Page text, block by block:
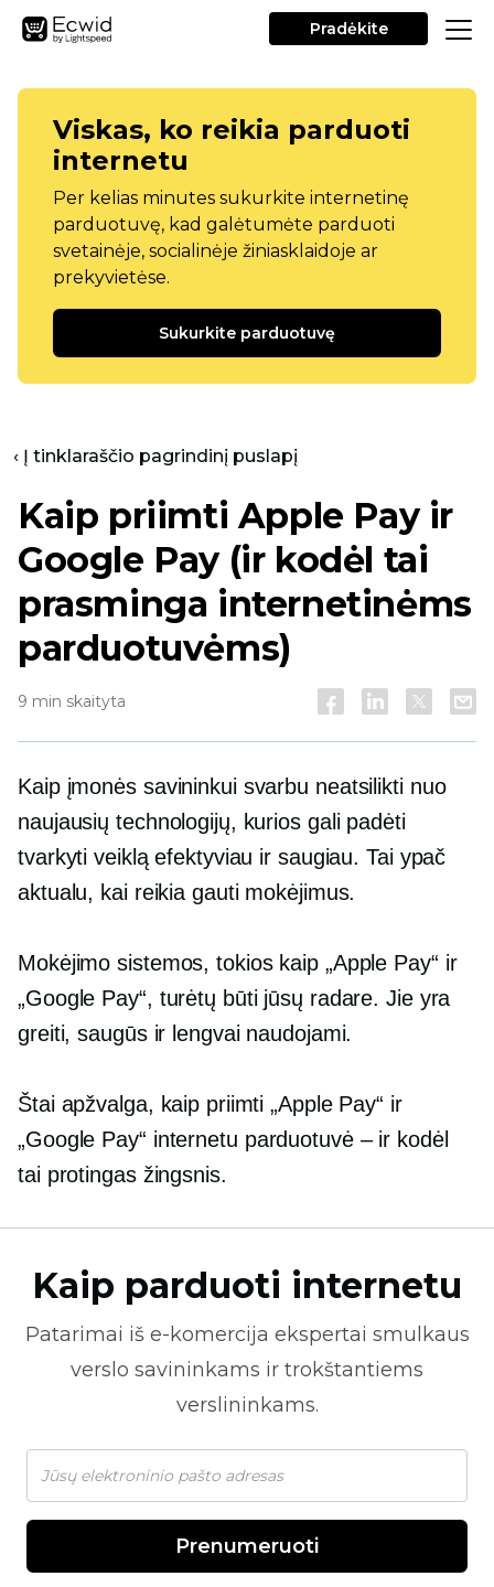
Pradėkite
Viskas, ko reikia parduoti
internetu
Per kelias minutes sukurkite internetinę
parduotuvę, kad galėtumėte parduoti
svetainėje, socialinėje žiniasklaidoje ar
prekyvietėse.
Sukurkite parduotuvę
‹ Į tinklaraščio pagrindinį puslapį
Kaip priimti Apple Pay ir
Google Pay (ir kodėl tai
prasminga internetinėms
parduotuvėms)
9 min skaityta
Kaip įmonės savininkui svarbu neatsilikti nuo
naujausių technologijų, kurios gali padėti
tvarkyti veiklą efektyviau ir saugiau. Tai ypač
aktualu, kai reikia gauti mokėjimus.
Mokėjimo sistemos, tokios kaip „Apple Pay“ ir
„Google Pay“, turėtų būti jūsų radare. Jie yra
greiti, saugūs ir lengvai naudojami.
Štai apžvalga, kaip priimti „Apple Pay“ ir
„Google Pay“ internetu parduotuvė – ir kodėl
tai protingas žingsnis.
Kaip parduoti internetu
Patarimai iš e-komercija ekspertai smulkaus
verslo savininkams ir trokštantiems
verslininkams.
Prenumeruoti